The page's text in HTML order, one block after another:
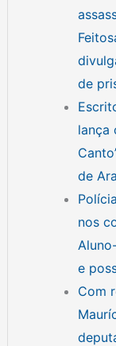
de
lança
de
nos
e
Com